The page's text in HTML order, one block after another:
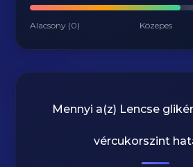
Alacsony (0) Közepes
Mennyi a(z) Lencse
vércukorszint